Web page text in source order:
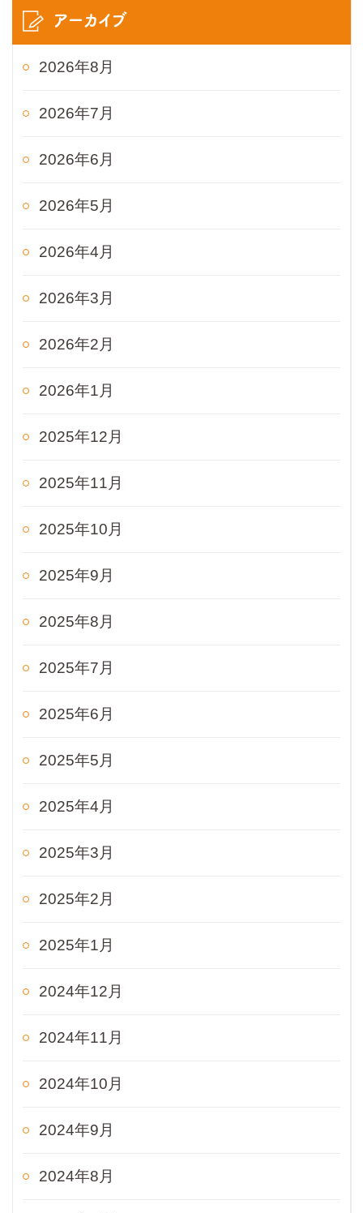
アーカイブ
2026年8月
2026年7月
2026年6月
2026年5月
2026年4月
2026年3月
2026年2月
2026年1月
2025年12月
2025年11月
2025年10月
2025年9月
2025年8月
2025年7月
2025年6月
2025年5月
2025年4月
2025年3月
2025年2月
2025年1月
2024年12月
2024年11月
2024年10月
2024年9月
2024年8月